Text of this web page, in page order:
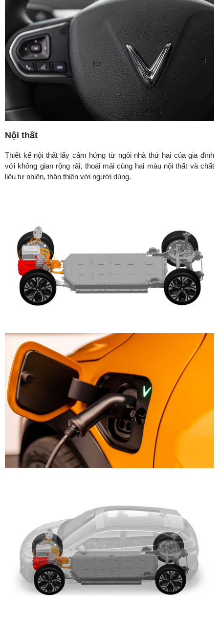
Nội thất
Thiết kế nội thất lấy cảm hứng từ ngôi nhà thứ hai của gia đình
với không gian rộng rãi, thoải mái cùng hai màu nội thất và chất
liệu tự nhiên, thân thiện với người dùng.​